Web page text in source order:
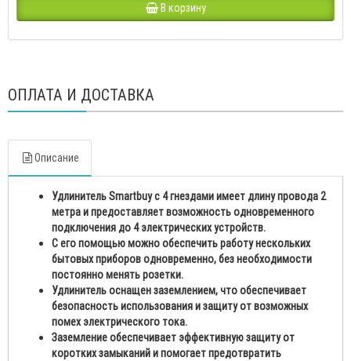
В корзину
ОПЛАТА И ДОСТАВКА
Описание
Удлинитель Smartbuy с 4 гнездами имеет длину провода 2
метра и предоставляет возможность одновременного
подключения до 4 электрических устройств.
С его помощью можно обеспечить работу нескольких
бытовых приборов одновременно, без необходимости
постоянно менять розетки.
Удлинитель оснащен заземлением, что обеспечивает
безопасность использования и защиту от возможных
помех электрического тока.
Заземление обеспечивает эффективную защиту от
коротких замыканий и помогает предотвратить